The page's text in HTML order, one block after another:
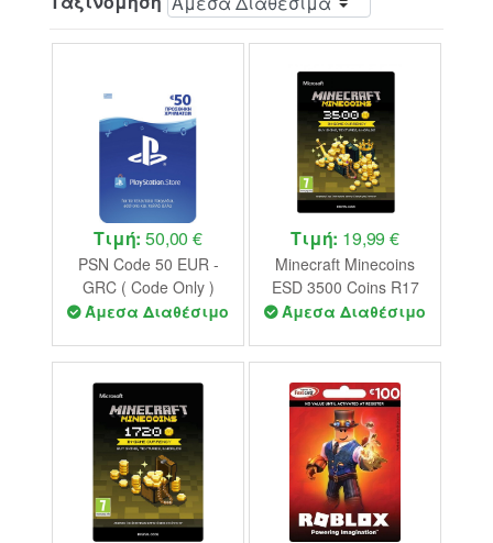
Τιμή:50,00 €
PSN Code 50 EUR -
GRC ( Code Only )
Άμεσα Διαθέσιμο
Τιμή: 19,99 €
Minecraft Minecoins
ESD 3500 Coins R17
(Code Only)
Άμεσα Διαθέσιμο